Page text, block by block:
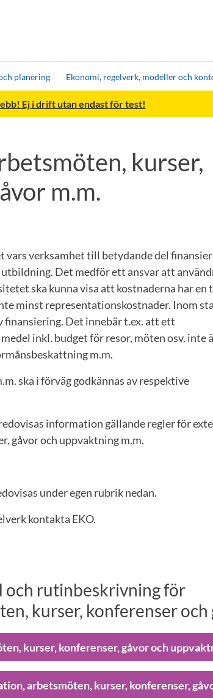
planering Ekonomi, regelverk, modeller och
Ej i drift utan endast för test!
kurser,
m.m.
verksamhet till betydande del
Det medför ett ansvar att
ska kunna visa att kostnaderna har en
minst representationskostnader. Inom
finansiering. Det innebär t.ex. att ett
inkl. budget för resor, möten osv. inte
m.m.
ska i förväg godkännas av respektive
information gällande regler för
gåvor och uppvaktning m.m.
under egen rubrik nedan.
kontakta EKO.
och rutinbeskrivning för
kurser, konferenser och
kurser, konferenser, gåvor och
arbetsmöten, kurser, konferenser,